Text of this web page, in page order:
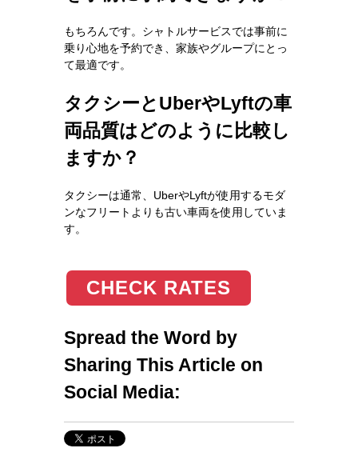
もちろんです。シャトルサービスでは事前に
乗り心地を予約でき、家族やグループにとっ
て最適です。
タクシーとUberやLyftの車
両品質はどのように比較し
ますか？
タクシーは通常、UberやLyftが使用するモダ
ンなフリートよりも古い車両を使用していま
す。
CHECK RATES
Spread the Word by
Sharing This Article on
Social Media: